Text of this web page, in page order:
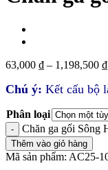
63,000 ₫ – 1,198,500 ₫
Chú ý: Kết cấu bộ
Phân loại
Chăn ga gối Sông
Thêm vào giỏ hàng
Mã sản phẩm: AC25-